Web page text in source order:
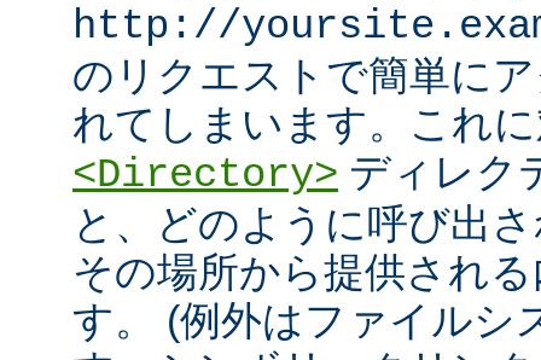
http://
のリクエストで簡単に
れてしまいます。これ
<Directory> ディレク
と、どのように呼び出
その場所から提供され
す。 (例外はファイルシ